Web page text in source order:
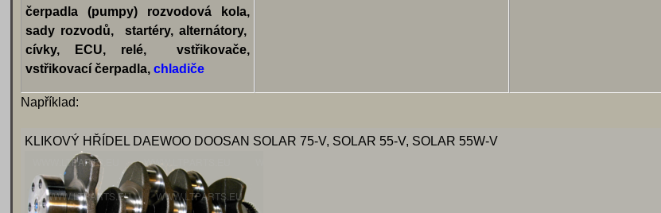
čerpadla (pumpy) rozvodová kola,
sady rozvodů, startéry, alternátory,
cívky, ECU, relé, vstřikovače,
vstřikovací čerpadla,chladiče
Například:
KLIKOVÝ HŘÍDEL DAEWOO DOOSAN SOLAR 75-V, SOLAR 55-V, SOLAR 55W-V